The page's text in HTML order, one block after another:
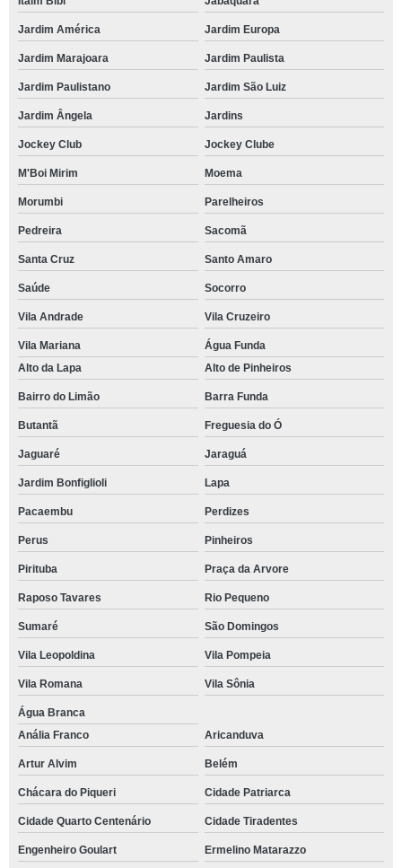
Jardim América Jardim Europa
Jardim Marajoara Jardim Paulista
Jardim Paulistano Jardim São Luiz
Jardim Ângela Jardins
Jockey Club Jockey Clube
M'Boi Mirim Moema
Morumbi Parelheiros
Pedreira Sacomã
Santa Cruz Santo Amaro
Saúde Socorro
Vila Andrade Vila Cruzeiro
Vila Mariana
Água Funda
Alto da Lapa
Alto de Pinheiros
Bairro do Limão Barra Funda
Butantã Freguesia do Ó
Jaguaré Jaraguá
Jardim Bonfiglioli Lapa
Pacaembu Perdizes
Perus Pinheiros
Pirituba Praça da Arvore
Raposo Tavares Rio Pequeno
Sumaré São Domingos
Vila Leopoldina Vila Pompeia
Vila Romana Vila Sônia
Água Branca
Anália Franco
Aricanduva
Artur Alvim Belém
Chácara do Piqueri Cidade Patriarca
Cidade Quarto Centenário Cidade Tiradentes
Engenheiro Goulart Ermelino Matarazzo